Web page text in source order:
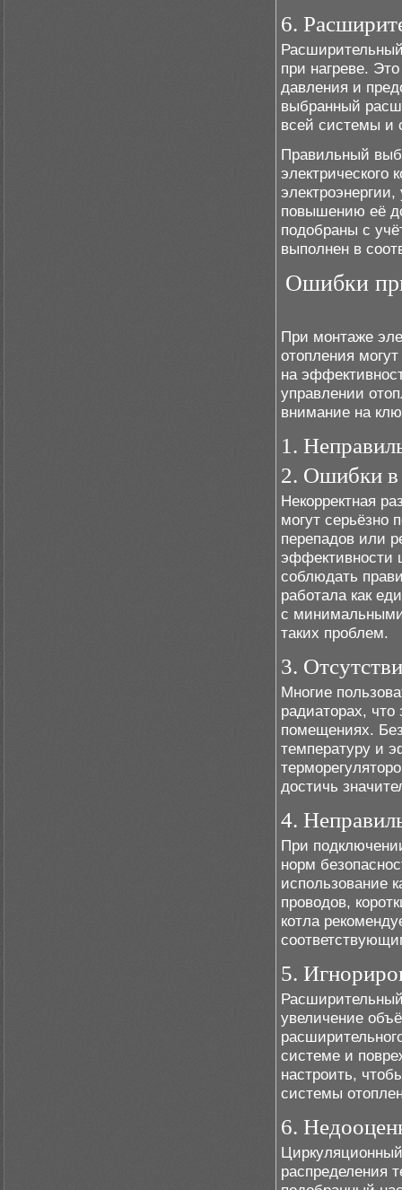
6.
при нагреве.
давления и
выбранный
всей системы и
Правильный
электрического
повышению её
подобраны с
выполнен в
Ошибки
При монтаже
отопления
на
управлении
внимание на
1.
2. Ошибки в
Некорректная
могут серьёзно
перепадов или
эффективности
соблюдать
работала как
с
таких проблем.
3.
Многие
радиаторах, что
помещениях.
температуру и
достичь
4.
При
норм
использование
проводов,
котла
5.
увеличение
системе и
настроить,
системы
6.
распределения